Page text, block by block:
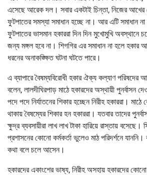
এসেছে আরেক দল। সবার একটাই চিন্তা, নিজের আখের
ফুটপাতের সমস্যা সমাধান হচ্ছে না। আর এটি সমাধান
ফুটপাতের ভাসমান হকাররা দিন দিন মুখোমুখি অবস্থানে
জন্য মঙ্গল হবে না। শিগগির এর সমাধান না হলে হকার
ধরনের অনাকঙ্ক্ষিত ঘটনা ঘটতে পারে।
এ ব্যাপারে বৈষম্যবিরোধী হকার ঐক্য কল্যাণ
বলেন, লালদীঘিরপাড় মাঠে হকারদের অস্থায়ী পুনর্বাসন
পদে পদে নির্যাতনের শিকার হচ্ছেন নিরীহ হকাররা।
থাকায় বৈষম্যের শিকার হন হকাররা। যতবার তাদের
ক্ষুদ্র ব্যবসায়ীরা লাখ লাখ টাকা হারিয়ে রাস্তায়
প্রশাসনের কোনো কর্মকর্তা ভুলেও মাঠ পরিদর্শনে
কথা বলে চলে আসেন।
হকারদের একাংশের ভাষ্য, নিরীহ অসহায় হকারদের